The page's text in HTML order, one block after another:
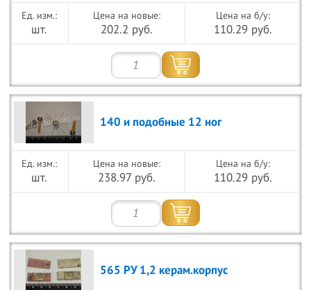
шт.
Цена на новые:
202.2 руб.
Цена на б/у:
110.29 руб.
140 и подобные 12 ног
шт.
Цена на новые:
238.97 руб.
Цена на б/у:
110.29 руб.
565 РУ 1,2 керам.корпус